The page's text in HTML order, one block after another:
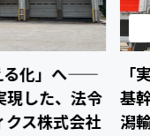
る化」へ——
した、法令
ス株式会社
「
基
潟